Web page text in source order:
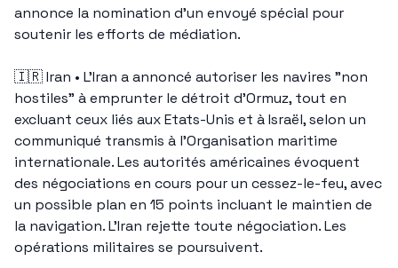
annonce la nomination d’un envoyé spécial pour
soutenir les efforts de médiation.
🇮🇷 Iran • L’Iran a annoncé autoriser les navires "non
hostiles" à emprunter le détroit d’Ormuz, tout en
excluant ceux liés aux Etats-Unis et à Israël, selon un
communiqué transmis à l’Organisation maritime
internationale. Les autorités américaines évoquent
des négociations en cours pour un cessez-le-feu, avec
un possible plan en 15 points incluant le maintien de
la navigation. L’Iran rejette toute négociation. Les
opérations militaires se poursuivent.